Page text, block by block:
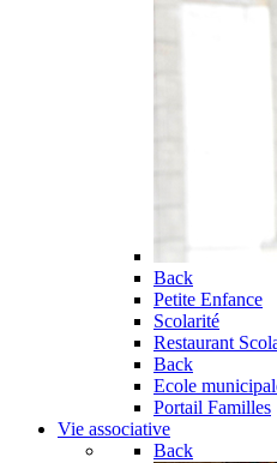
Back
Petite Enfance
Scolarité
Restaurant
Back
Ecole
Portail Familles
Vie associative
Back